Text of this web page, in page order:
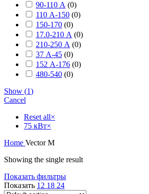
90-110 А (0)
110 А-150 (0)
150-170 (0)
17.0-210 А (0)
210-250 А (0)
37 А-45 (0)
152 А-176 (0)
480-540 (0)
Show (1)
Cancel
Reset all×
75 кВт×
Home Vector M
Showing the single result
Показать фильтры
Показать 12 18 24